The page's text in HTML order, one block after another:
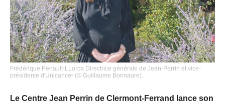
Frédérique Penault-LLorca Directrice générale de Jean-Perrin et vice-
présidente d'Unicancer (© Guillaume Bonnaure).
Le Centre Jean Perrin de Clermont-Ferrand lance son